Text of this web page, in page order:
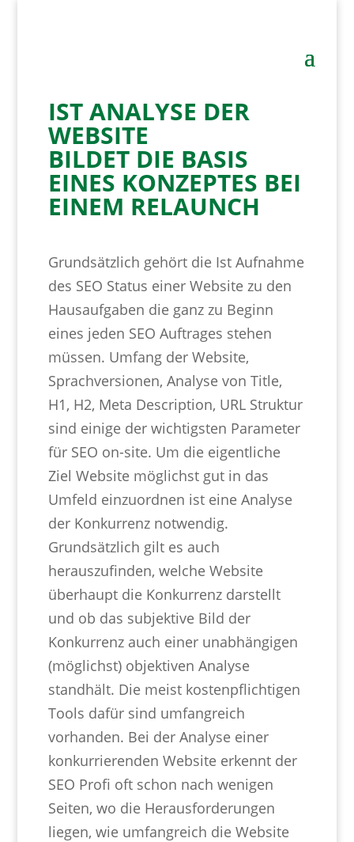
IST ANALYSE DER
WEBSITE
BILDET DIE BASIS
EINES KONZEPTES BEI
EINEM RELAUNCH
Grundsätzlich gehört die Ist Aufnahme
des SEO Status einer Website zu den
Hausaufgaben die ganz zu Beginn
eines jeden SEO Auftrages stehen
müssen. Umfang der Website,
Sprachversionen, Analyse von Title,
H1, H2, Meta Description, URL Struktur
sind einige der wichtigsten Parameter
für SEO on-site. Um die eigentliche
Ziel Website möglichst gut in das
Umfeld einzuordnen ist eine Analyse
der Konkurrenz notwendig.
Grundsätzlich gilt es auch
herauszufinden, welche Website
überhaupt die Konkurrenz darstellt
und ob das subjektive Bild der
Konkurrenz auch einer unabhängigen
(möglichst) objektiven Analyse
standhält. Die meist kostenpflichtigen
Tools dafür sind umfangreich
vorhanden. Bei der Analyse einer
konkurrierenden Website erkennt der
SEO Profi oft schon nach wenigen
Seiten, wo die Herausforderungen
liegen, wie umfangreich die Website